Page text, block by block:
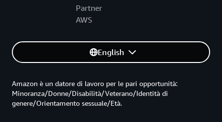
Partner
AWS
English
Amazon è un datore di lavoro per le pari opportunità:
Minoranza/Donne/Disabilità/Veterano/Identità di
genere/Orientamento sessuale/Età.